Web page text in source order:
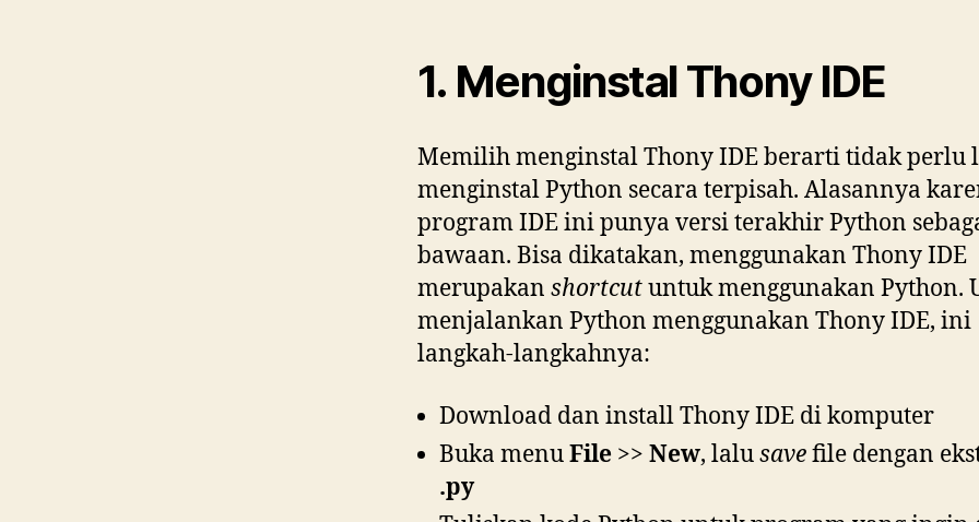
1. Menginstal Thony IDE
Memilih menginstal Thony IDE berarti tidak perlu
menginstal Python secara terpisah. Alasannya
program IDE ini punya versi terakhir Python
bawaan. Bisa dikatakan, menggunakan Thony IDE
merupakan shortcutuntuk menggunakan Python.
menjalankan Python menggunakan Thony IDE, ini
langkah-langkahnya:
Download dan install Thony IDE di komputer
Buka menuFile >> New, lalusavefile dengan
.py